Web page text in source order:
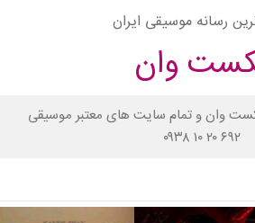
رسانه موسیقی ایران
وان
وان و تمام سایت های معتبر موسیقی
۰۹۳۸ ۱۰ ۲۰ ۶۹۲